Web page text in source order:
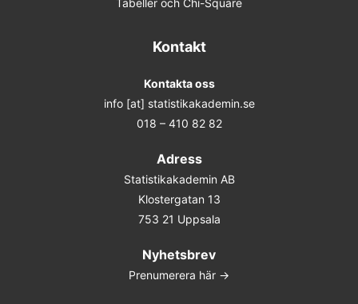
Tabeller och Chi-Square
Kontakt
Kontakta oss
info [at] statistikakademin.se
018 – 410 82 82
Adress
Statistikakademin AB
Klostergatan 13
753 21 Uppsala
Nyhetsbrev
Prenumerera här ->